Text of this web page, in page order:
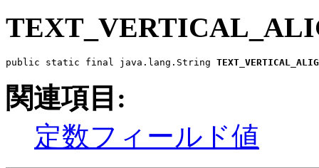
public static final java.lang.String
関連項目:
定数フィールド値